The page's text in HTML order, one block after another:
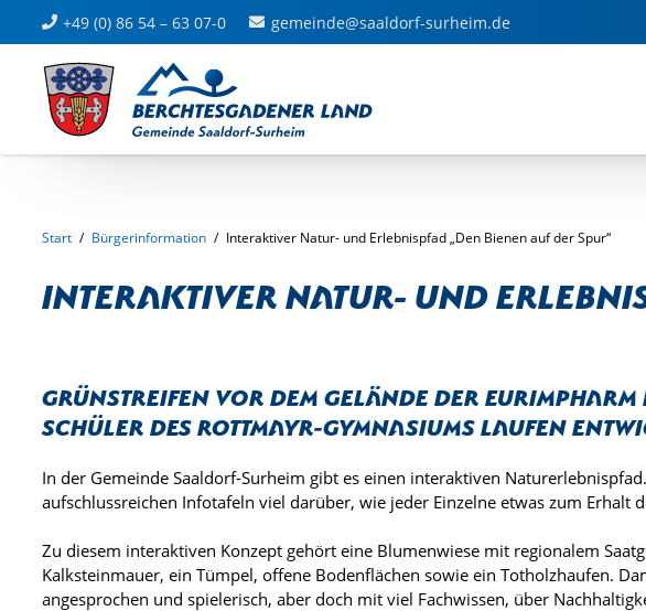
+49 (0) 86 54 – 63 07-0 gemeinde@saaldorf-surheim.de
Start / Bürgerinformation / Interaktiver Natur- und Erlebnispfad „Den Bienen auf der Spur“
Interaktiver Natur- und
Grünstreifen vor dem Gelände der EurimPharm
Schüler des Rottmayr-Gymnasiums Laufen
In der Gemeinde Saaldorf-Surheim gibt es einen interaktiven
aufschlussreichen Infotafeln viel darüber, wie jeder Einzelne etwas zum Erhalt
Zu diesem interaktiven Konzept gehört eine Blumenwiese mit regionalem
Kalksteinmauer, ein Tümpel, offene Bodenflächen sowie ein Totholzhaufen.
angesprochen und spielerisch, aber doch mit viel Fachwissen, über